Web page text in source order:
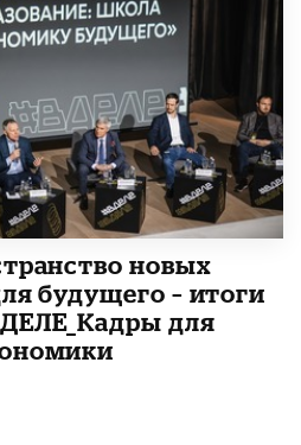
новых
будущего – итоги
для